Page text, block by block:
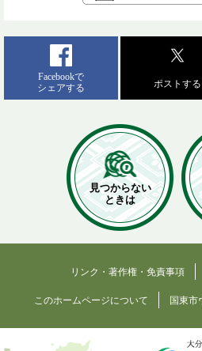
Facebookで
シェアする
ポストする
見つからない
ときは
リンク・著作権・免責事項
このホームページについて 国東市